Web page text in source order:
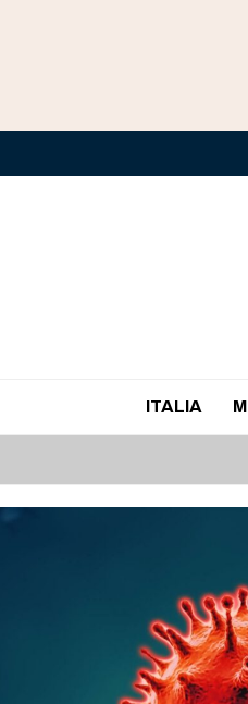
ITALIA